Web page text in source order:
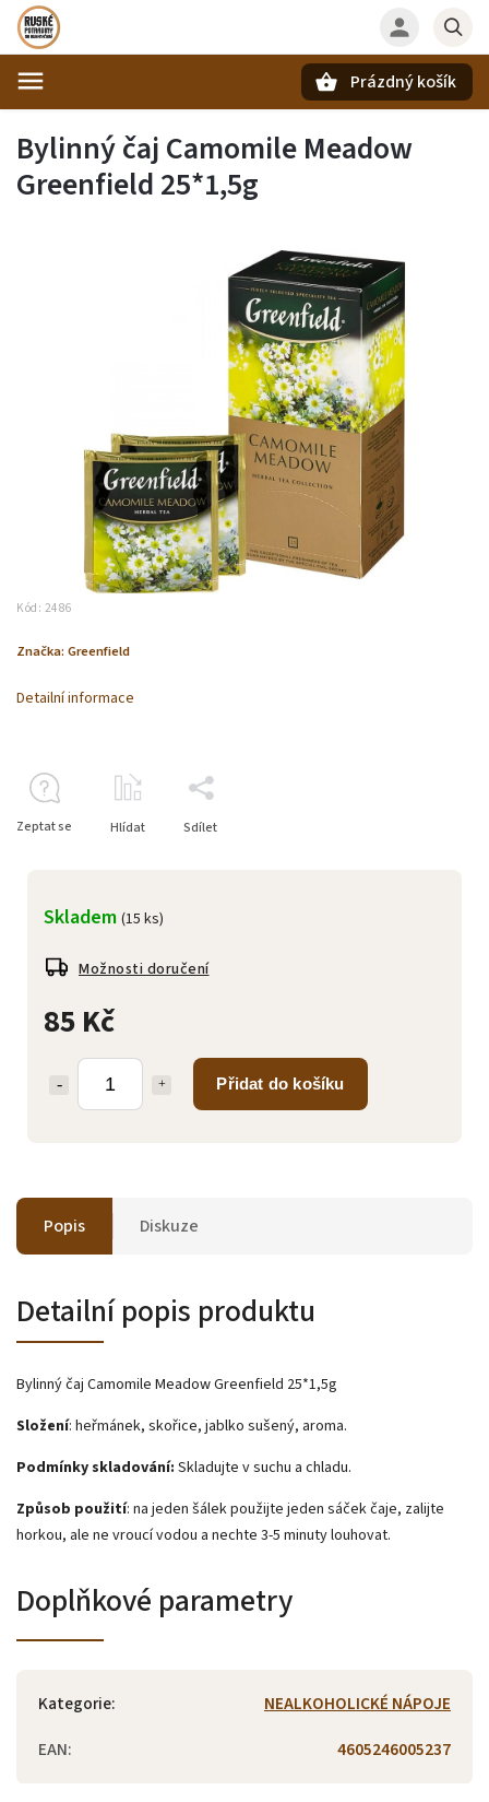
Prázdný košík
Bylinný čaj Camomile Meadow
Greenfield 25*1,5g
Kód: 2486
Značka: Greenfield
85 Kč
Přidat do košíku
Skladem (15 ks)
Možnosti doručení
Detailní informace
Zeptat se Hlídat Sdílet
Popis Diskuze
Detailní popis produktu
Bylinný čaj Camomile Meadow Greenfield 25*1,5g
Složení: heřmánek, skořice, jablko sušený, aroma.
Podmínky skladování: Skladujte v suchu a chladu.
Způsob použití: na jeden šálek použijte jeden sáček čaje, zalijte
horkou, ale ne vroucí vodou a nechte 3-5 minuty louhovat.
Doplňkové parametry
Kategorie:
NEALKOHOLICKÉ NÁPOJE
EAN: 4605246005237